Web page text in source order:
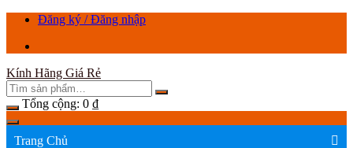
ChuyểnĐăng ký / Đăng nhập
Kính Hãng Giá Rẻ
Tổng cộng: 0 ₫
Trang Chủ